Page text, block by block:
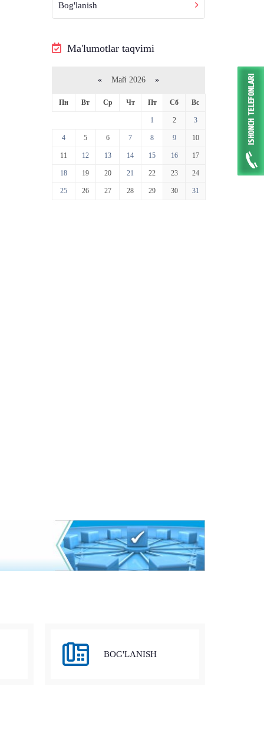
Bog'lanish
Ma'lumotlar taqvimi
« Май 2026 »
Пн Вт Ср Чт Пт Сб Вс
1 2 3
4 5 6 7 8 9 10
11 12 13 14 15 16 17
18 19 20 21 22 23 24
25 26 27 28 29 30 31
BOG'LANISH